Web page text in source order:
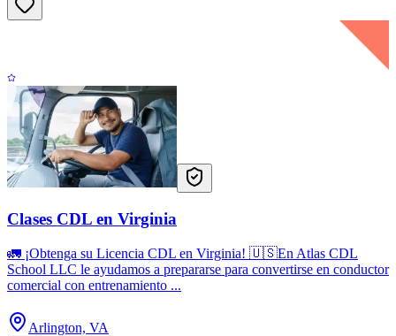
Clases CDL en Virginia
🚛 ¡Obtenga su Licencia CDL en Virginia! 🇺🇸En Atlas CDL
School LLC le ayudamos a prepararse para convertirse en conductor
comercial con entrenamiento ...
Arlington, VA